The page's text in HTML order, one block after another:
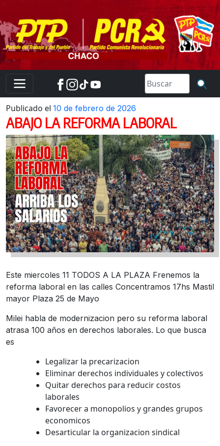
to
content
Publicado el 10 de febrero de 2026
ABAJO LA REFORMA LABORAL
Este miercoles 11 TODOS A LA PLAZA Frenemos la
reforma laboral en las calles Concentramos 17hs Mastil
mayor Plaza 25 de Mayo
Milei habla de modernizacion pero su reforma laboral
atrasa 100 años en derechos laborales. Lo que busca
es
Legalizar la precarizacion
Eliminar derechos individuales y colectivos
Quitar derechos para reducir costos
laborales
Favorecer a monopolios y grandes grupos
economicos
Desarticular la organizacion sindical